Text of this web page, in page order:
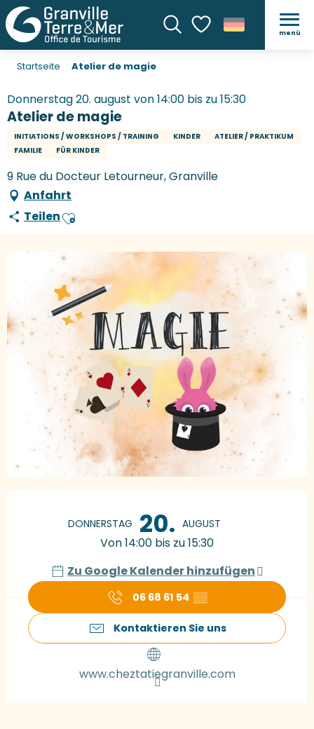
SucheVoir les favoris
menü
Startseite Atelier de magie
Donnerstag 20. august von 14:00 bis zu 15:30
Atelier de magie
INITIATIONS / WORKSHOPS / TRAINING KINDER
ATELIER / PRAKTIKUM
FAMILIE
FÜR KINDER
9 Rue du Docteur Letourneur, Granville
Anfahrt
TeilenAjouter aux favoris
DONNERSTAG 20. AUGUST
Von 14:00 bis zu 15:30
Zu Google Kalender hinzufügen
06 68 61 54 ▒▒
Kontaktieren Sie uns
www.cheztatiegranville.com